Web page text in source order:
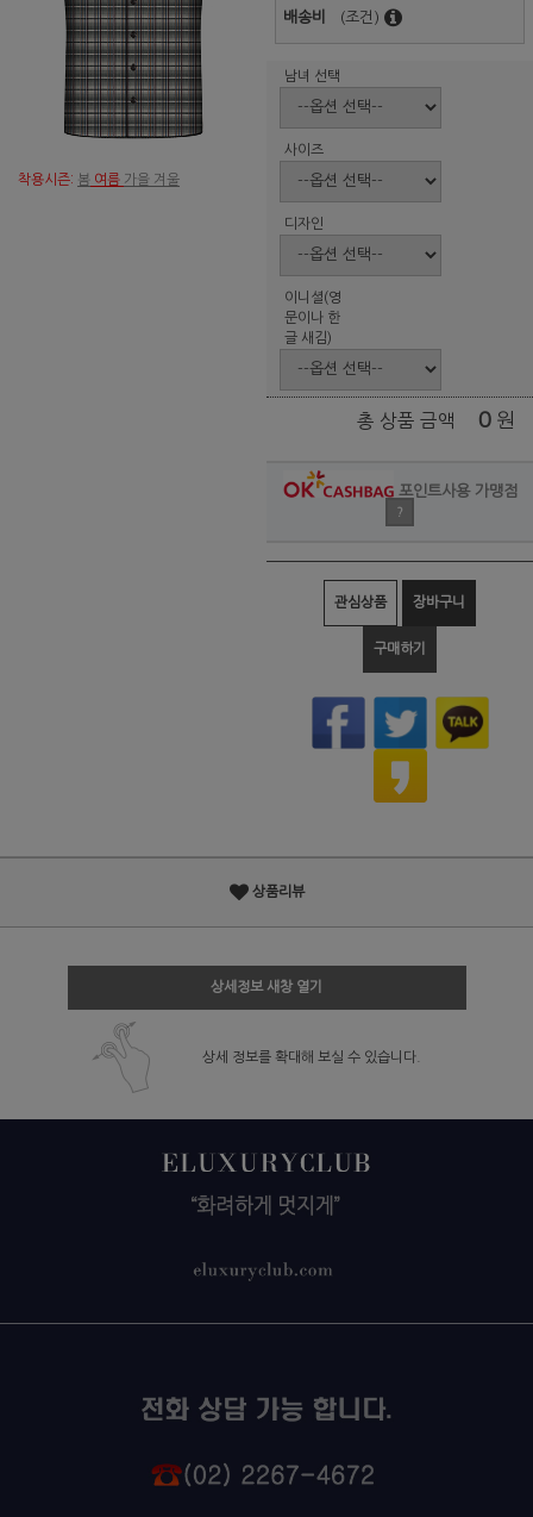
착용시즌: 봄 여름 가을 겨울
배송비 (조건)
남녀 선택
사이즈
디자인
이니셜(영
문이나 한
글 새김)
총 상품 금액 0 원
포인트사용 가맹점
?
관심상품 장바구니
구매하기
상품리뷰
상세정보 새창 열기
상세 정보를 확대해 보실 수 있습니다.